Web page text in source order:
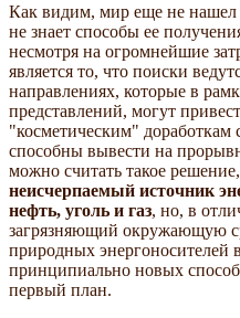
Как видим, мир еще не нашел
не знает способы ее
несмотря на огромнейшие
является то, что поиски
направлениях, которые в
представлений, могут
"косметическим"
способны вывести на
можно считать такое
неисчерпаемый источник
нефть, уголь и газ, но, в
загрязняющий окружающую
природных энергоносителей
принципиально новых
первый план.